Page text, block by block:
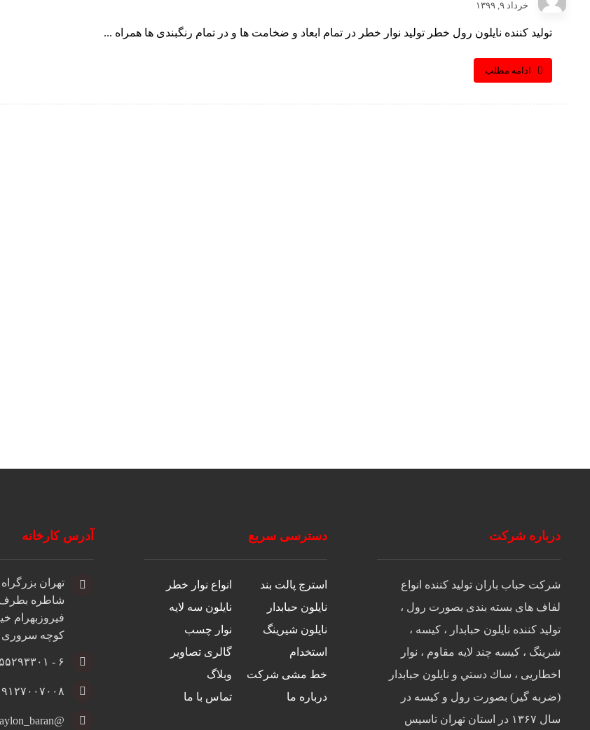
خرداد ۹, ۱۳۹۹
تولید کننده نایلون رول خطر تولید نوار خطر در تمام ابعاد و ضخامت ها و در تمام رنگبندی ها همراه ...
ادامه مطلب
درباره شرکت
شرکت حباب باران توليد كننده انواع
لفاف های بسته بندی بصورت رول ،
تولید کننده نایلون حبابدار ، كيسه ،
شرينگ ، كيسه چند لايه مقاوم ، نوار
اخطاريی ، ساك دستي و نايلون حبابدار
(ضربه گير) بصورت رول و كيسه در
سال ۱۳۶۷ در استان تهران تاسيس
دسترسی سریع
استرچ پالت بند
انواع نوار خطر
نایلون حبابدار
نایلون سه لایه
نایلون شیرینگ
نوار چسب
استخدام
گالری تصاویر
خط مشی شرکت
وبلاگ
درباره ما
تماس با ما
آدرس کارخانه
تهران
شاطره
فیروزبهرام
کوچه سروری
۶ - ۵۵۲۹۳۳۰۱ ۰۲۱
@naylon_baran